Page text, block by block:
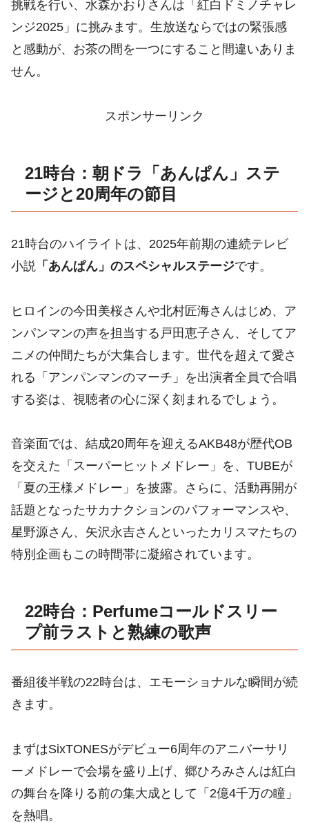
挑戦を行い、水森かおりさんは「紅白ドミノチャレ
ンジ2025」に挑みます。生放送ならではの緊張感
と感動が、お茶の間を一つにすること間違いありま
せん。
スポンサーリンク
21時台：朝ドラ「あんぱん」ステ
ージと20周年の節目
21時台のハイライトは、2025年前期の連続テレビ
小説 「あんぱん」のスペシャルステージです。
ヒロインの今田美桜さんや北村匠海さんはじめ、ア
ンパンマンの声を担当する戸田恵子さん、そしてア
ニメの仲間たちが大集合します。世代を超えて愛さ
れる「アンパンマンのマーチ」を出演者全員で合唱
する姿は、視聴者の心に深く刻まれるでしょう。
音楽面では、結成20周年を迎えるAKB48が歴代OB
を交えた「スーパーヒットメドレー」を、TUBEが
「夏の王様メドレー」を披露。さらに、活動再開が
話題となったサカナクションのパフォーマンスや、
星野源さん、矢沢永吉さんといったカリスマたちの
特別企画もこの時間帯に凝縮されています。
22時台：Perfumeコールドスリー
プ前ラストと熟練の歌声
番組後半戦の22時台は、エモーショナルな瞬間が続
きます。
まずはSixTONESがデビュー6周年のアニバーサリ
ーメドレーで会場を盛り上げ、郷ひろみさんは紅白
の舞台を降りる前の集大成として「2億4千万の瞳」
を熱唱。